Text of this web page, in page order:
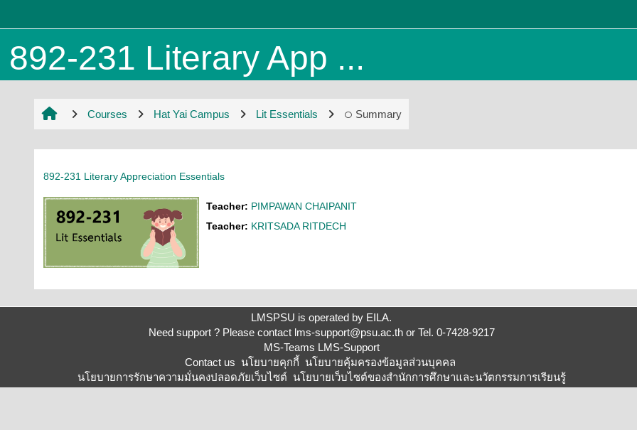
892-231 Literary App ...
Courses Hat Yai Campus Lit Essentials Summary
892-231 Literary Appreciation Essentials
Teacher: PIMPAWAN CHAIPANIT
Teacher: KRITSADA RITDECH
LMSPSU is operated by EILA.
Need support ? Please contact lms-support@psu.ac.thor Tel. 0-7428-9217
MS-Teams LMS-Support
Contact us นโยบายคุกกี้ นโยบายคุ้มครองข้อมูลส่วนบุคคล
นโยบายการรักษาความมั่นคงปลอดภัยเว็บไซต์ นโยบายเว็บไซต์ของสำนักการศึกษาและนวัตกรรมการเรียนรู้